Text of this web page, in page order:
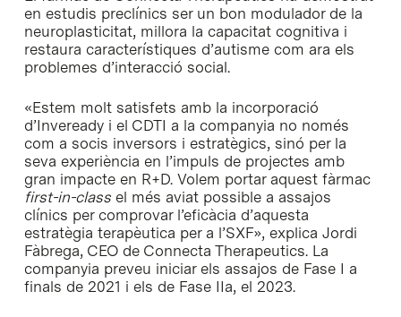
en estudis preclínics ser un bon modulador de la
neuroplasticitat, millora la capacitat cognitiva i
restaura característiques d’autisme com ara els
problemes d’interacció social.
«Estem molt satisfets amb la incorporació
d’Inveready i el CDTI a la companyia no només
com a socis inversors i estratègics, sinó per la
seva experiència en l’impuls de projectes amb
gran impacte en R+D. Volem portar aquest fàrmac
first-in-classel més aviat possible a assajos
clínics per comprovar l’eficàcia d’aquesta
estratègia terapèutica per a l’SXF», explica Jordi
Fàbrega, CEO de Connecta Therapeutics. La
companyia preveu iniciar els assajos de Fase I a
finals de 2021 i els de Fase IIa, el 2023.